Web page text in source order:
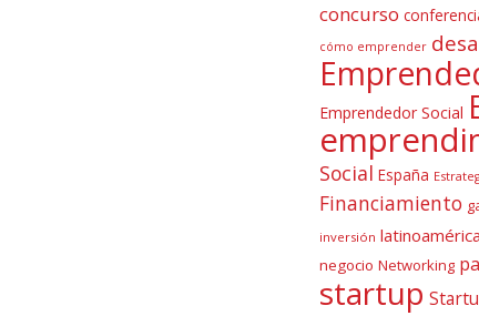
concurso
cómo emprender
Emprendedor Social
Social España
Financiamiento
inversión latinoamérica
negocio Networking
startup